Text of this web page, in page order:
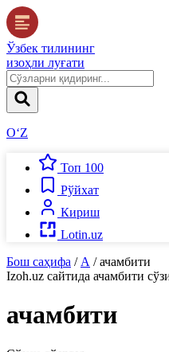
Ўзбек тилининг
изоҳли луғати
O‘Z
Топ 100
Рўйхат
Кириш
Lotin.uz
Бош саҳифа / А / ачамбити
Izoh.uz сайтида ачамбити
ачамбити